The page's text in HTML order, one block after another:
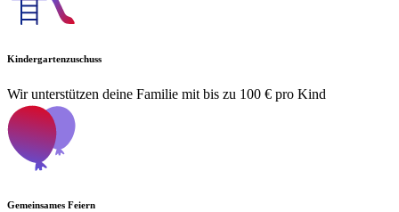
Kindergartenzuschuss
Wir unterstützen deine Familie mit bis zu 100 € pro Kind
Gemeinsames Feiern